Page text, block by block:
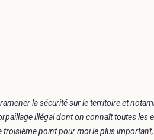
la sécurité sur le territoire et
illégal dont on connaît toutes les
point pour moi le plus important,